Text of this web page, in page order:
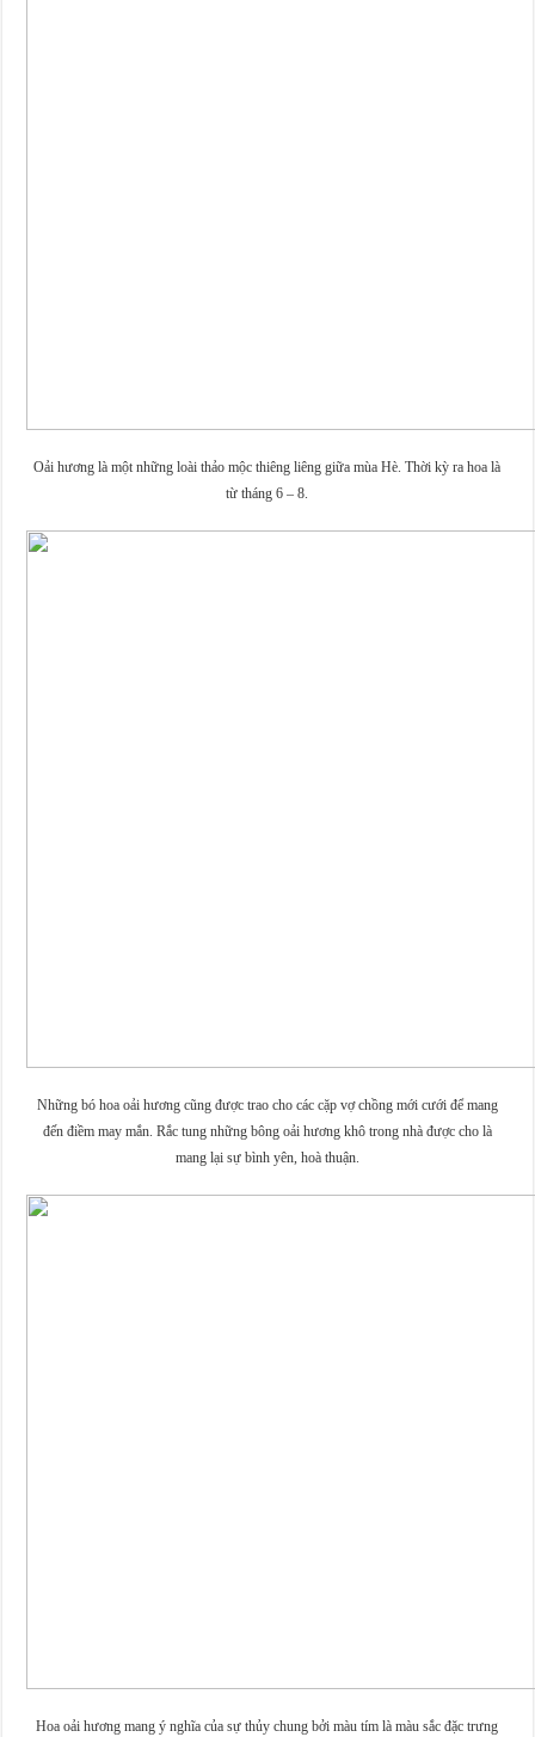
Oải hương là một những loài thảo mộc thiêng liêng giữa mùa Hè. Thời kỳ ra hoa là
từ tháng 6 – 8.
Những bó hoa oải hương cũng được trao cho các cặp vợ chồng mới cưới để mang
đến điềm may mắn. Rắc tung những bông oải hương khô trong nhà được cho là
mang lại sự bình yên, hoà thuận.
Hoa oải hương mang ý nghĩa của sự thủy chung bởi màu tím là màu sắc đặc trưng